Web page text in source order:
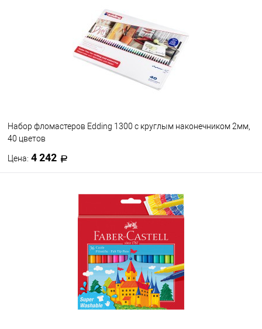
Набор фломастеров Edding 1300 с круглым наконечником 2мм,
40 цветов
Цена: 4 242
В корзину
В наличии